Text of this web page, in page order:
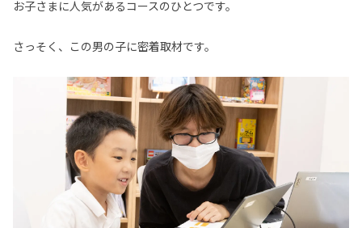
お子さまに人気があるコースのひとつです。
さっそく、この男の子に密着取材です。